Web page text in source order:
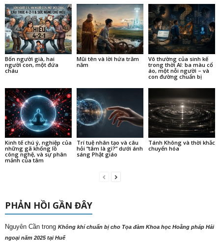
Bốn người già, hai
người con, một đứa
cháu
Mũi tên và lời hứa trăm
năm
Vô thường của sinh kế
trong thời AI: ba màu cổ
áo, một nỗi người – và
con đường chuẩn bị
Kinh tế chú ý, nghiệp của
những gã khổng lồ
công nghệ, và sự phân
mảnh của tâm
Trí tuệ nhân tạo và câu
hỏi “tâm là gì?” dưới ánh
sáng Phật giáo
Tánh Không và thời khắc
chuyển hóa
PHẢN HỒI GẦN ĐÂY
Nguyên Cần trong Không khí chuẩn bị cho Tọa đàm Khoa học Hoằng pháp Hải
ngoại năm 2025 tại Huế